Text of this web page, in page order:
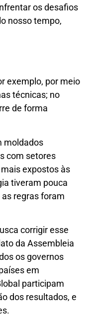
os desafios
nosso tempo,
exemplo, por meio
técnicas; no
de forma
moldados
com setores
expostos às
tiveram pouca
regras foram
corrigir esse
da Assembleia
os governos
em
participam
dos resultados, e